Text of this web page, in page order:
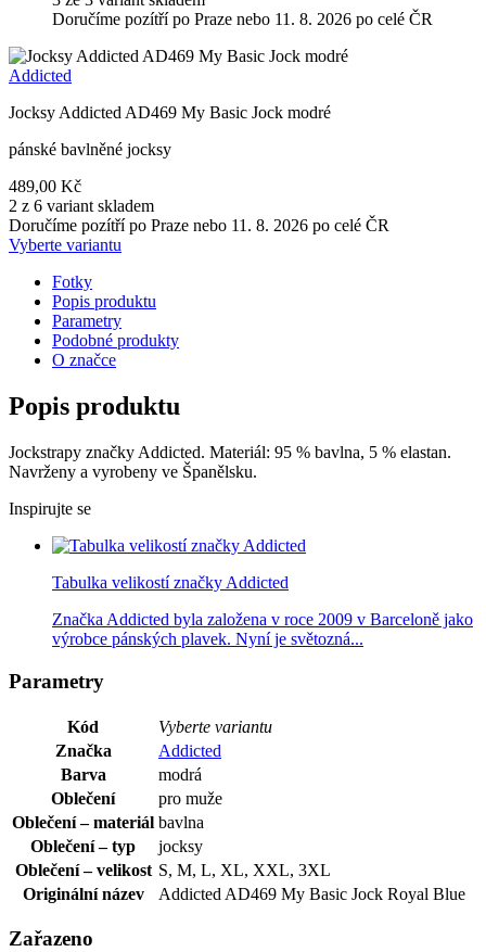
Doručíme pozítří po Praze nebo 11. 8. 2026 po celé ČR
Addicted
Jocksy Addicted AD469 My Basic Jock modré
pánské bavlněné jocksy
489,00 Kč
2 z 6 variant skladem
Doručíme pozítří po Praze nebo 11. 8. 2026 po celé ČR
Vyberte variantu
Fotky
Popis produktu
Parametry
Podobné produkty
O značce
Popis produktu
Jockstrapy značky Addicted. Materiál: 95 % bavlna, 5 % elastan.
Navrženy a vyrobeny ve Španělsku.
Inspirujte se
Tabulka velikostí značky Addicted
Značka Addicted byla založena v roce 2009 v Barceloně jako
výrobce pánských plavek. Nyní je světozná...
Parametry
Kód
Vyberte variantu
Značka
Addicted
Barva
modrá
Oblečení
pro muže
Oblečení – materiál bavlna
Oblečení – typ
jocksy
Oblečení – velikost S, M, L, XL, XXL, 3XL
Originální název
Addicted AD469 My Basic Jock Royal Blue
Zařazeno